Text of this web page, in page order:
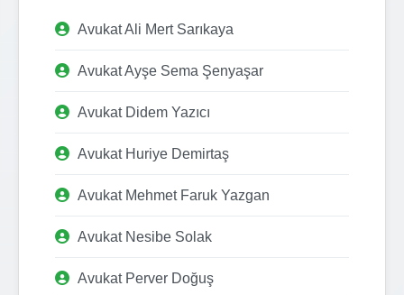
Avukat Ali Mert Sarıkaya
Avukat Ayşe Sema Şenyaşar
Avukat Didem Yazıcı
Avukat Huriye Demirtaş
Avukat Mehmet Faruk Yazgan
Avukat Nesibe Solak
Avukat Perver Doğuş